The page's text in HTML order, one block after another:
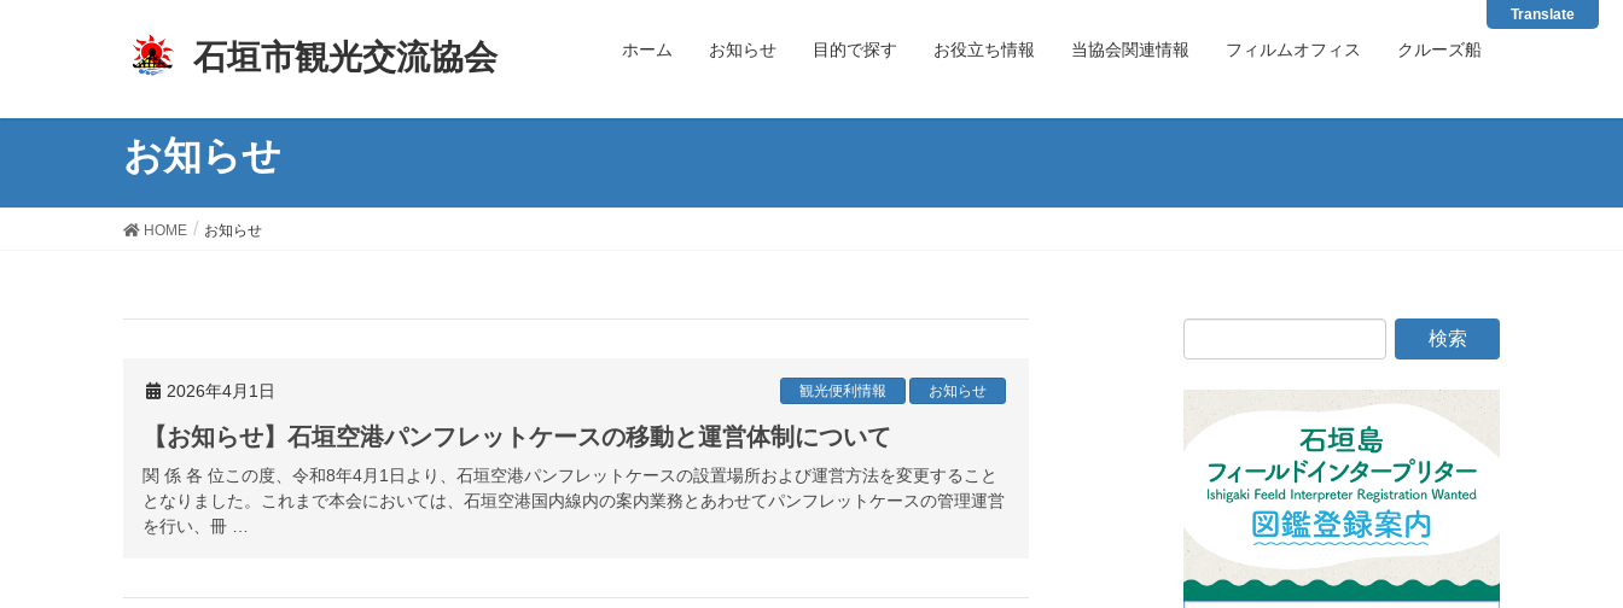
石垣市観光交流協会 ホーム お知らせ 目的で探す お役立ち情報 当協会関連情報 フィルムオフィス クルーズ船
お知らせ
HOME お知らせ
2026年4月1日 お知らせ
観光便利情報
【お知らせ】石垣空港パンフレットケースの移動と運営体制について
関 係 各 位この度、令和8年4月1日より、石垣空港パンフレットケースの設置場所および運営方法を変更すること
となりました。これまで本会においては、石垣空港国内線内の案内業務とあわせてパンフレットケースの管理運営
を行い、冊 …
Translate